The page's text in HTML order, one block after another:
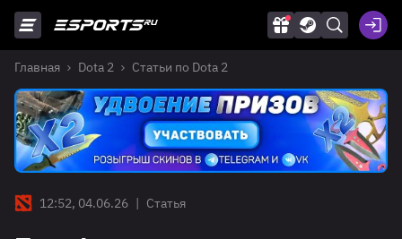
Главная Dota 2 Статьи по Dota 2
12:52, 04.06.26 | Статья